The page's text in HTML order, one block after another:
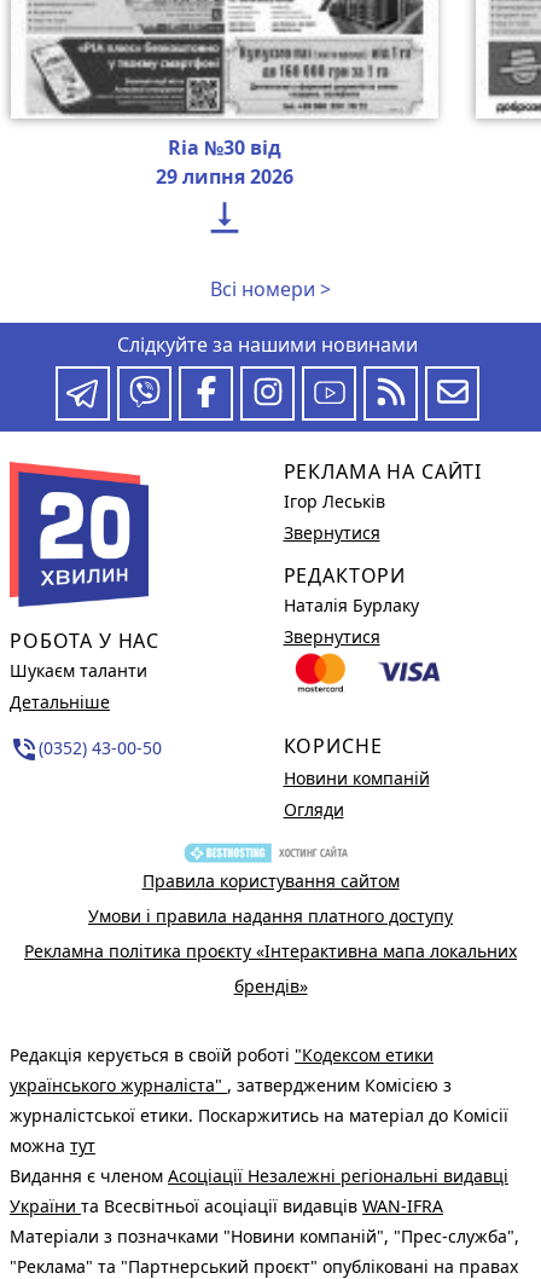
Ria №30 від
29 липня 2026

Всі номери >
Слідкуйте за нашими новинами
РОБОТА У НАС
Шукаєм таланти
Детальніше
phone_in_talk(0352) 43-00-50
РЕКЛАМА НА САЙТІ
Ігор Леськів
Звернутися
РЕДАКТОРИ
Наталія Бурлаку
Звернутися
КОРИСНЕ
Новини компаній
Огляди
Правила користування сайтом
Умови і правила надання платного доступу
Рекламна політика проєкту «Інтерактивна мапа локальних
брендів»
Редакція керується в своїй роботі "Кодексом етики
українського журналіста" , затвердженим Комісією з
журналістської етики. Поскаржитись на матеріал до Комісії
можна тут
Видання є членом Асоціації Незалежні регіональні видавці
України та Всесвітньої асоціації видавців WAN-IFRA
Матеріали з позначками "Новини компаній", "Прес-служба",
"Реклама" та "Партнерський проєкт" опубліковані на правах